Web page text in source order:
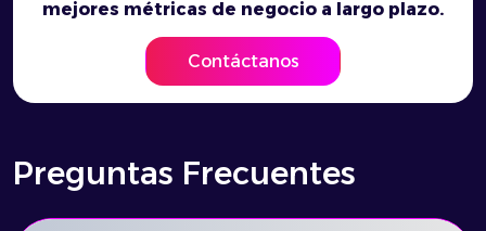
mejores métricas de negocio a largo plazo.
Contáctanos
Preguntas Frecuentes